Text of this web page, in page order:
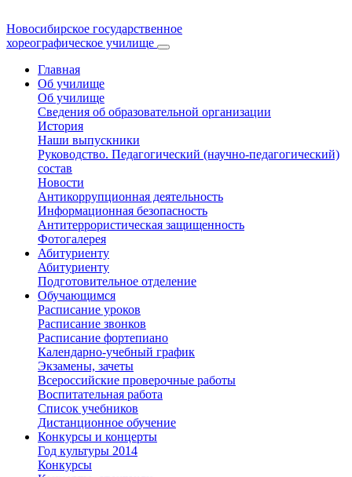
Новосибирское государственное
хореографическое училище
Главная
Об училище
Об училище
Сведения об образовательной организации
История
Наши выпускники
Руководство. Педагогический (научно-педагогический)
состав
Новости
Антикоррупционная деятельность
Информационная безопасность
Антитеррористическая защищенность
Фотогалерея
Абитуриенту
Абитуриенту
Подготовительное отделение
Обучающимся
Расписание уроков
Расписание звонков
Расписание фортепиано
Календарно-учебный график
Экзамены, зачеты
Всероссийские проверочные работы
Воспитательная работа
Список учебников
Дистанционное обучение
Конкурсы и концерты
Год культуры 2014
Конкурсы